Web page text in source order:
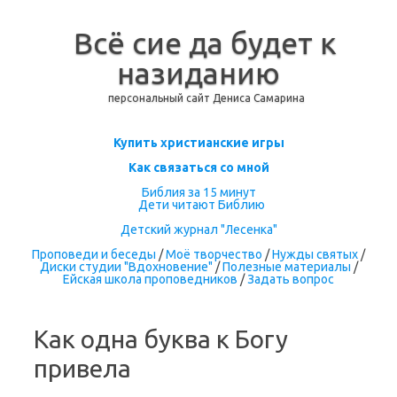
Всё сие да будет к
назиданию
персональный сайт Дениса Самарина
Перейти к содержимому
Купить христианские игры
Как связаться со мной
Библия за 15 минут
Дети читают Библию
Детский журнал "Лесенка"
Проповеди и беседы /Моё творчество /Нужды святых /
Диски студии "Вдохновение" /Полезные материалы /
Ейская школа проповедников /Задать вопрос
Как одна буква к Богу
привела